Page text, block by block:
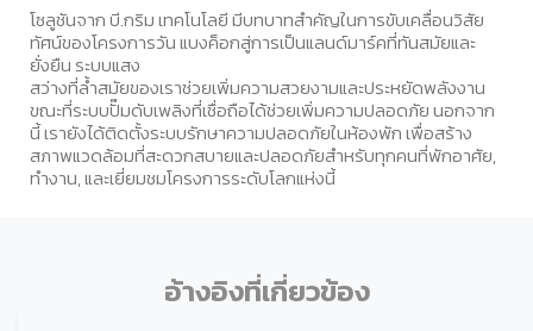
โซลูชันจาก บี.กริม เทคโนโลยี มีบทบาทสำคัญในการขับเคลื่อนวิสัย
ทัศน์ของโครงการวัน แบงค็อกสู่การเป็นแลนด์มาร์คที่ทันสมัยและ
ยั่งยืน ระบบแสง
สว่างที่ล้ำสมัยของเราช่วยเพิ่มความสวยงามและประหยัดพลังงาน
ขณะที่ระบบปั๊มดับเพลิงที่เชื่อถือได้ช่วยเพิ่มความปลอดภัย นอกจาก
นี้ เรายังได้ติดตั้งระบบรักษาความปลอดภัยในห้องพัก เพื่อสร้าง
สภาพแวดล้อมที่สะดวกสบายและปลอดภัยสำหรับทุกคนที่พักอาศัย,
ทำงาน, และเยี่ยมชมโครงการระดับโลกแห่งนี้
อ้างอิงที่เกี่ยวข้อง